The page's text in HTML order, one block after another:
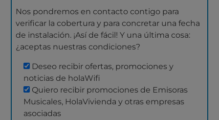
Nos pondremos en contacto contigo para
verificar la cobertura y para concretar una fecha
de instalación. ¡Así de fácil! Y una última cosa:
¿aceptas nuestras condiciones?
Deseo recibir ofertas, promociones y
noticias de holaWifi
Quiero recibir promociones de Emisoras
Musicales, HolaVivienda y otras empresas
asociadas